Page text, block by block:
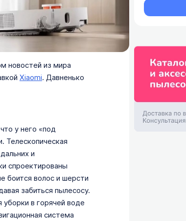
новостей из мира
Xiaomi. Давненько
у него «под
Телескопическая
и
спроектированы
боится волос и шерсти
забиться пылесосу.
в горячей воде
система